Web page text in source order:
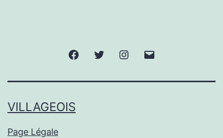
FacebookTwitter Instagram
VILLAGEOIS
Page Légale